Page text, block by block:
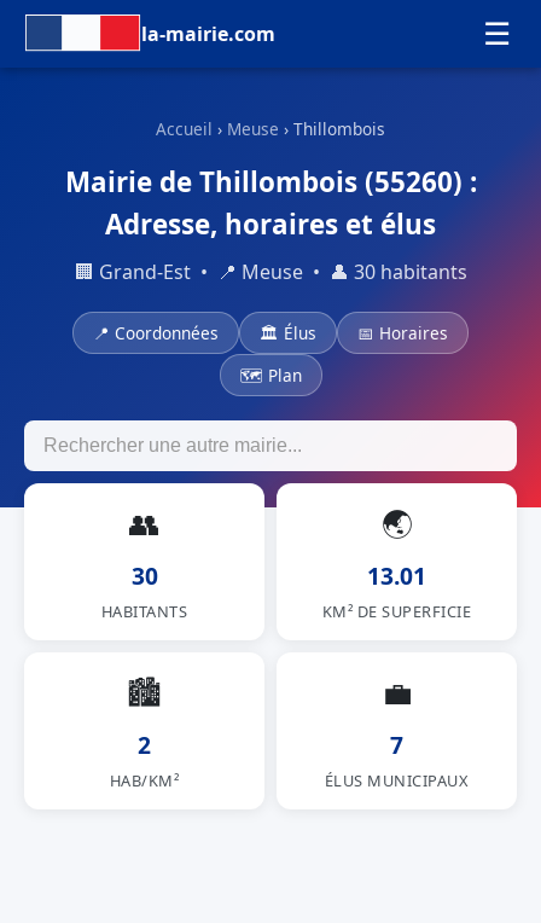
la-mairie.com ☰
Accueil › Meuse › Thillombois
Mairie de Thillombois (55260) :
Adresse, horaires et élus
🏢 Grand-Est • 📍 Meuse • 👤 30 habitants
📍 Coordonnées 🏛 Élus
📅 Horaires
🗺 Plan
👥
30
HABITANTS
🌏
13.01
KM² DE SUPERFICIE
🏙
2
HAB/KM²
💼
7
ÉLUS MUNICIPAUX